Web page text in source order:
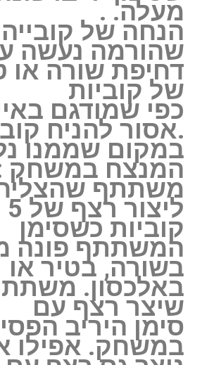
מעלה. .
‏הנחה של קובייה
שהורמה נעשה
דחיפת שורה או
של קוביות
‏.אסור להניח
במקום שממנו
המנצח במשחק
משתתף
ליצור רצף של 5
‏קוביות כשסימן
המשתתף פונה
בשורה, בטיר או
באלכסון.
שיצר רצף עם
סימן היריב
במשחק. אפילו